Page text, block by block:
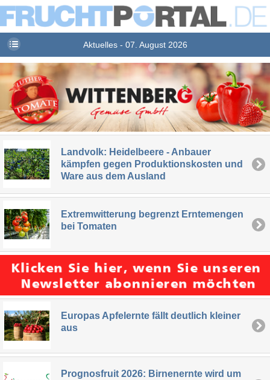
Aktuelles - 07. August 2026
Landvolk: Heidelbeere - Anbauer
kämpfen gegen Produktionskosten und
Ware aus dem Ausland
Extremwitterung begrenzt Erntemengen
bei Tomaten
Europas Apfelernte fällt deutlich kleiner
aus
Prognosfruit 2026: Birnenernte wird um